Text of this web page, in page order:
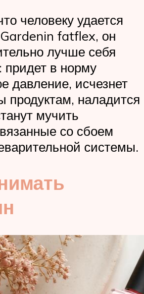
человеку удается
fatflex, он
лучше себя
придет в норму
давление, исчезнет
продуктам, наладится
мучить
со сбоем
системы.